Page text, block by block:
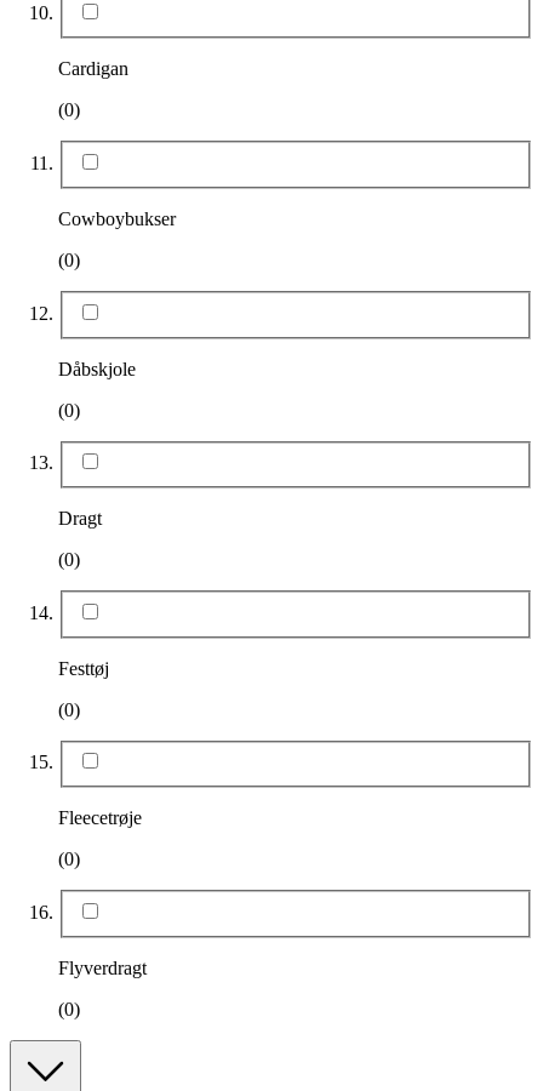
Cardigan
(0)
Cowboybukser
(0)
Dåbskjole
(0)
Dragt
(0)
Festtøj
(0)
Fleecetrøje
(0)
Flyverdragt
(0)